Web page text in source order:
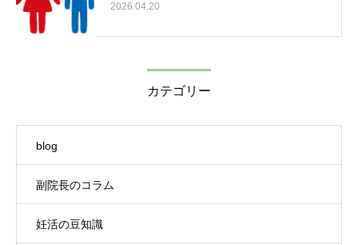
2026.04.20
カテゴリー
blog
副院長のコラム
妊活の豆知識